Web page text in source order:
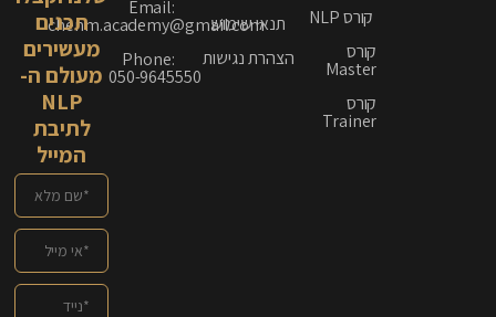
קורס NLP
קורס
Master
קורס
Trainer
תנאי שימוש
הצהרת נגישות
Email:
chenm.academy@gmail.com
Phone:
050-9645550
תכנים
מעשירים
מעולם ה-
NLP
לתיבת
המייל